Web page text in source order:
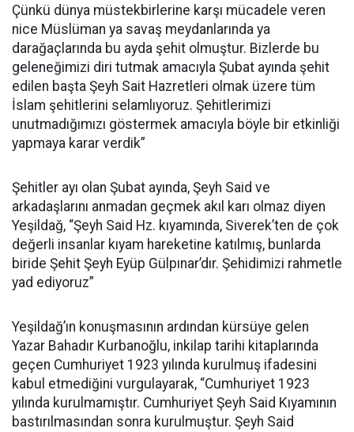
Çünkü dünya müstekbirlerine karşı mücadele veren
nice Müslüman ya savaş meydanlarında ya
darağaçlarında bu ayda şehit olmuştur. Bizlerde bu
geleneğimizi diri tutmak amacıyla Şubat ayında şehit
edilen başta Şeyh Sait Hazretleri olmak üzere tüm
İslam şehitlerini selamlıyoruz. Şehitlerimizi
unutmadığımızı göstermek amacıyla böyle bir etkinliği
yapmaya karar verdik”
Şehitler ayı olan Şubat ayında, Şeyh Said ve
arkadaşlarını anmadan geçmek akıl karı olmaz diyen
Yeşildağ, “Şeyh Said Hz. kıyamında, Siverek’ten de çok
değerli insanlar kıyam hareketine katılmış, bunlarda
biride Şehit Şeyh Eyüp Gülpınar’dır. Şehidimizi rahmetle
yad ediyoruz”
Yeşildağ’ın konuşmasının ardından kürsüye gelen
Yazar Bahadır Kurbanoğlu, inkilap tarihi kitaplarında
geçen Cumhuriyet 1923 yılında kurulmuş ifadesini
kabul etmediğini vurgulayarak, “Cumhuriyet 1923
yılında kurulmamıştır. Cumhuriyet Şeyh Said Kıyamının
bastırılmasından sonra kurulmuştur. Şeyh Said